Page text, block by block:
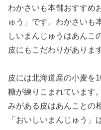
わかさいも本舗おすすめ
ゅう」です。わかさいも
しいまんじゅうはあんこ
皮にもこだわりがありま
皮には北海道産の小麦を
糖が練りこまれています
みがある皮はあんことの
「おいしいまんじゅう」